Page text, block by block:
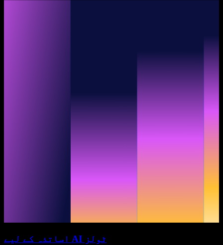
اساتذہ کے لیے AI ٹولز